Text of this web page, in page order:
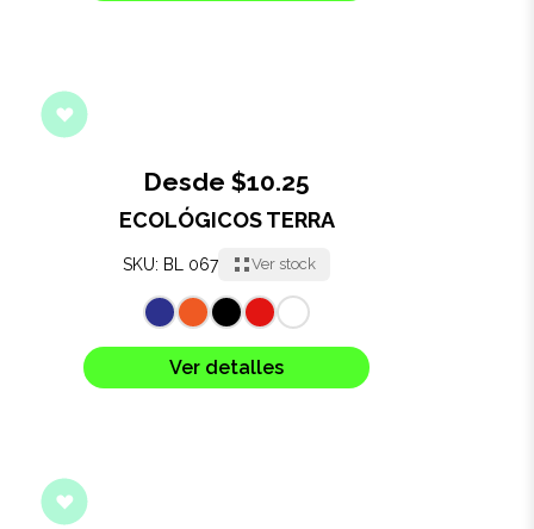
Desde $10.25
ECOLÓGICOS TERRA
SKU: BL 067 Ver stock
Ver detalles